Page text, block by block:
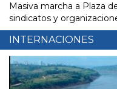
Masiva marcha a Plaza
sindicatos y
INTERNACIONES